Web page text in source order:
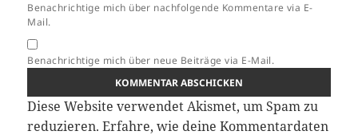
Benachrichtige mich über nachfolgende Kommentare via E-
Mail.
Benachrichtige mich über neue Beiträge via E-Mail.
Diese Website verwendet Akismet, um Spam zu
reduzieren.Erfahre, wie deine Kommentardaten